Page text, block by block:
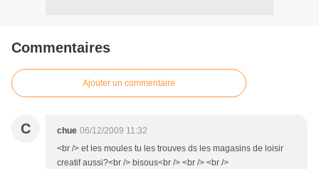
Commentaires
Ajouter un commentaire
C chue 06/12/2009 11:32
<br /> et les moules tu les trouves ds les magasins de loisir
creatif aussi?<br /> bisous<br /> <br /> <br />